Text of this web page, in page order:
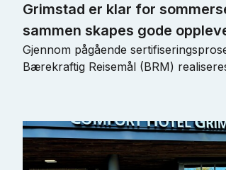
Grimstad er klar for
sammen skapes gode
Gjennom pågående
Bærekraftig Reisemål (BRM)